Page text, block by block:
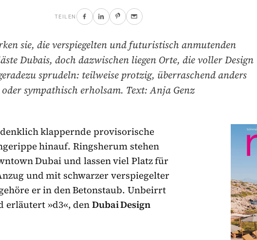
TEILEN
sie, die verspiegelten und futuristisch anmutenden
Dubais, doch dazwischen liegen Orte, die voller Design
sprudeln: teilweise protzig, überraschend anders
oder sympathisch erholsam. Text: Anja Genz
klappernde provisorische
hinauf. Ringsherum stehen
Dubai und lassen viel Platz für
und mit schwarzer verspiegelter
er in den Betonstaub. Unbeirrt
erläutert »d3«, denDubai Design